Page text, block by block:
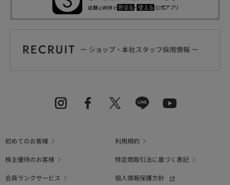
初めてのお客様
利用規約
株主優待のお客様
特定商取引法に基づく表記
会員ランクサービス
個人情報保護方針